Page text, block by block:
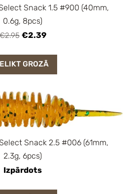
Snack 1.5 #900 (40mm,
0.6g, 8pcs)
€2.39
GROZĀ
Snack 2.5 #006 (61mm,
2.3g, 6pcs)
Izpārdots